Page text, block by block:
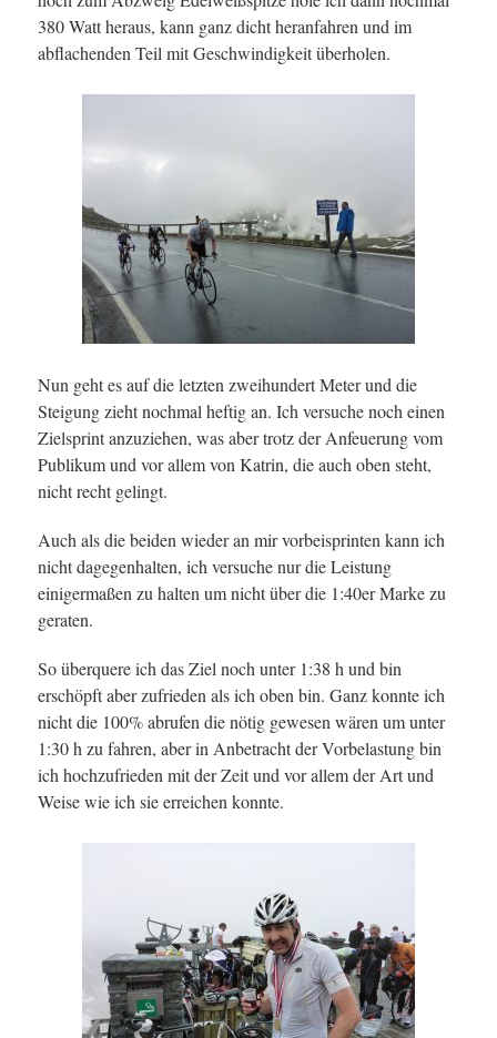
380 Watt heraus, kann ganz dicht heranfahren und im
abflachenden Teil mit Geschwindigkeit überholen.
Nun geht es auf die letzten zweihundert Meter und die
Steigung zieht nochmal heftig an. Ich versuche noch einen
Zielsprint anzuziehen, was aber trotz der Anfeuerung vom
Publikum und vor allem von Katrin, die auch oben steht,
nicht recht gelingt.
Auch als die beiden wieder an mir vorbeisprinten kann ich
nicht dagegenhalten, ich versuche nur die Leistung
einigermaßen zu halten um nicht über die 1:40er Marke zu
geraten.
So überquere ich das Ziel noch unter 1:38 h und bin
erschöpft aber zufrieden als ich oben bin. Ganz konnte ich
nicht die 100% abrufen die nötig gewesen wären um unter
1:30 h zu fahren, aber in Anbetracht der Vorbelastung bin
ich hochzufrieden mit der Zeit und vor allem der Art und
Weise wie ich sie erreichen konnte.